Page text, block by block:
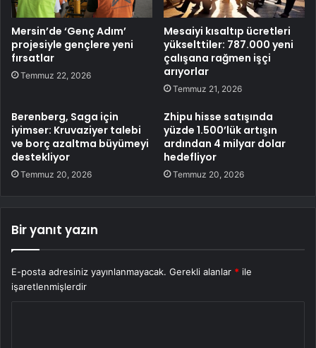
Mersin’de ‘Genç Adım’
projesiyle gençlere yeni
fırsatlar
Temmuz 22, 2026
Mesaiyi kısaltıp ücretleri
yükselttiler: 787.000 yeni
çalışana rağmen işçi
arıyorlar
Temmuz 21, 2026
Berenberg, Saga için
iyimser: Kruvaziyer talebi
ve borç azaltma büyümeyi
destekliyor
Temmuz 20, 2026
Zhipu hisse satışında
yüzde 1.500’lük artışın
ardından 4 milyar dolar
hedefliyor
Temmuz 20, 2026
Bir yanıt yazın
E-posta adresiniz yayınlanmayacak. Gerekli alanlar * ile
işaretlenmişlerdir